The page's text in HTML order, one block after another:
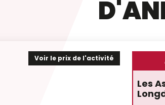
Voir le prix de l'activité
Les